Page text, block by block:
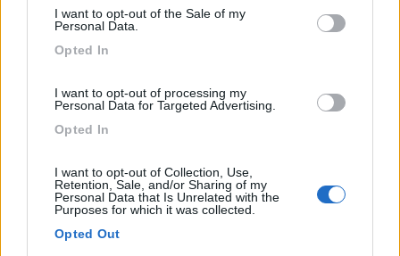
I want to opt-out of the Sale of my
Personal Data.
Opted In
I want to opt-out of processing my
Personal Data for Targeted Advertising.
Opted In
I want to opt-out of Collection, Use,
Retention, Sale, and/or Sharing of my
Personal Data that Is Unrelated with the
Purposes for which it was collected.
Opted Out
Via Feldagatterweg, 25